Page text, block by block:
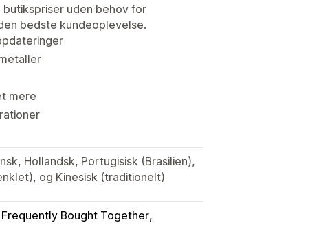
uden behov for
bedste kundeoplevelse.
mere
Hollandsk, Portugisisk (Brasilien),
og Kinesisk (traditionelt)
Frequently Bought Together